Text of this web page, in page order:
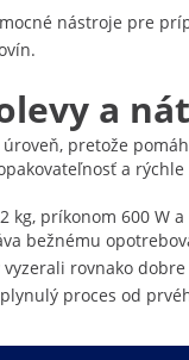
nástroje pre
a
pretože
a
príkonom 600
bežnému
rovnako
proces od